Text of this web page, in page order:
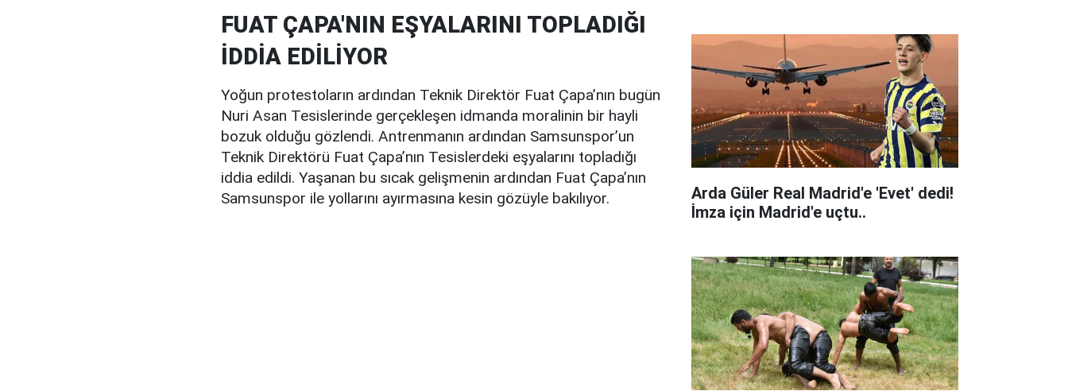
FUAT ÇAPA'NIN EŞYALARINI TOPLADIĞI
İDDİA EDİLİYOR
Yoğun protestoların ardından Teknik Direktör Fuat Çapa’nın bugün
Nuri Asan Tesislerinde gerçekleşen idmanda moralinin bir hayli
bozuk olduğu gözlendi. Antrenmanın ardından Samsunspor’un
Teknik Direktörü Fuat Çapa’nın Tesislerdeki eşyalarını topladığı
iddia edildi. Yaşanan bu sıcak gelişmenin ardından Fuat Çapa’nın
Samsunspor ile yollarını ayırmasına kesin gözüyle bakılıyor.
Arda Güler Real Madrid'e 'Evet' dedi!
İmza için Madrid'e uçtu..